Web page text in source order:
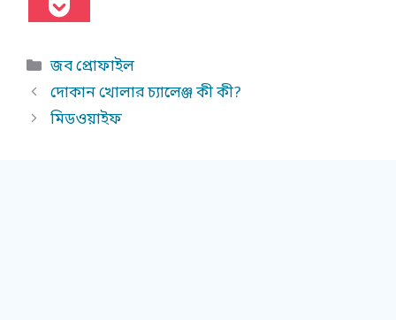
Categories
জব প্রোফাইল
দোকান খোলার চ্যালেঞ্জ কী কী?
মিডওয়াইফ